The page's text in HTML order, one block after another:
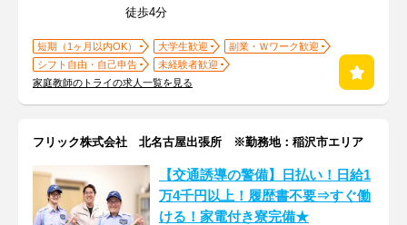
徒歩4分
短期（1ヶ月以内OK） 大学生歓迎
副業・Ｗワーク歓迎
シフト自由・自己申告
未経験者歓迎
家庭教師のトライの求人一覧を見る
フリック株式会社 北名古屋出張所 ※勤務地：稲沢市エリア
【交通誘導の警備】日払い！日給1
万4千円以上！履歴書不要⇒すぐ働
ける！家電付き寮完備★